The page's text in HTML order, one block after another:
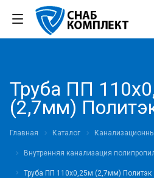
Труба ПП
(2,7мм)
Главная Каталог
Внутренняя канализация
Труба ПП 110х0,25м (2,7мм) Политэк